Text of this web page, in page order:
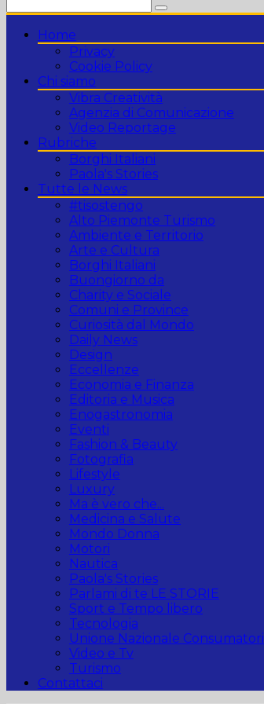
Home
Privacy
Cookie Policy
Chi siamo
Vibra Creatività
Agenzia di Comunicazione
Video Reportage
Rubriche
Borghi Italiani
Paola's Stories
Tutte le News
#tisostengo
Alto Piemonte Turismo
Ambiente e Territorio
Arte e Cultura
Borghi Italiani
Buongiorno da
Charity e Sociale
Comuni e Province
Curiosità dal Mondo
Daily News
Design
Eccellenze
Economia e Finanza
Editoria e Musica
Enogastronomia
Eventi
Fashion & Beauty
Fotografia
Lifestyle
Luxury
Ma è vero che...
Medicina e Salute
Mondo Donna
Motori
Nautica
Paola's Stories
Parlami di te LE STORIE
Sport e Tempo libero
Tecnologia
Unione Nazionale Consumatori
Video e Tv
Turismo
Contattaci